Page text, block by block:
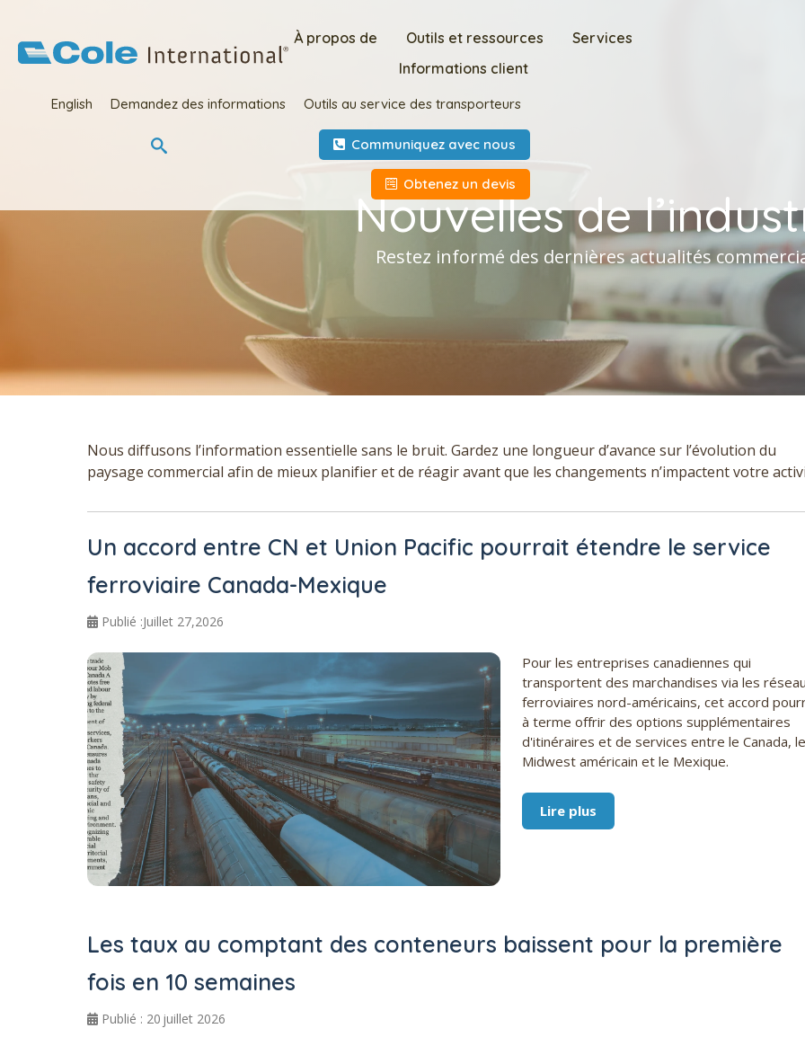
À propos de Outils et ressources
Services
Informations client
English Demandez des informations Outils au service des transporteurs
Communiquez avec nous
Obtenez un devis
Nouvelles de
Restez informé des dernières actualités
Nous diffusons l’information essentielle sans le bruit. Gardez une longueur d’avance sur l’évolution du
paysage commercial afin de mieux planifier et de réagir avant que les changements n’impactent votre
Un accord entre CN et Union Pacific pourrait étendre le service
ferroviaire Canada-Mexique
Publié :Juillet 27,2026
Pour les entreprises canadiennes qui
transportent des marchandises via les
ferroviaires nord-américains, cet accord
à terme offrir des options supplémentaires
d'itinéraires et de services entre le Canada, le
Midwest américain et le Mexique.
Lire plus
Les taux au comptant des conteneurs baissent pour la première
fois en 10 semaines
Publié : 20 juillet 2026